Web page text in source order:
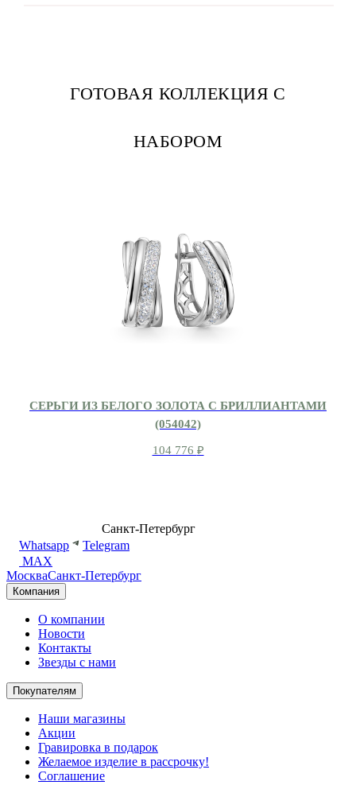
ГОТОВАЯ КОЛЛЕКЦИЯ С
НАБОРОМ
СЕРЬГИ ИЗ БЕЛОГО ЗОЛОТА С БРИЛЛИАНТАМИ
(054042)
104 776 ₽
Санкт-Петербург
Whatsapp
Telegram
MAX
МоскваСанкт-Петербург
Компания
О компании
Новости
Контакты
Звезды с нами
Покупателям
Наши магазины
Акции
Гравировка в подарок
Желаемое изделие в рассрочку!
Соглашение